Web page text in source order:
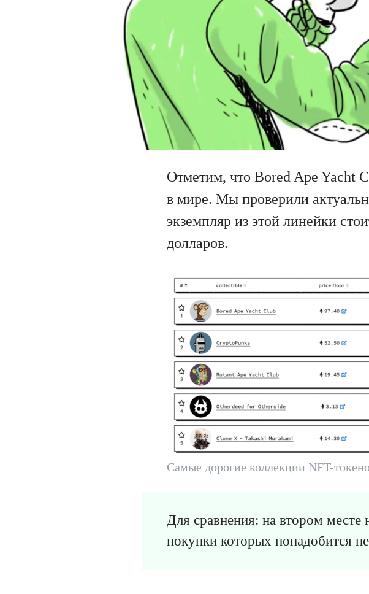
Отметим, что Bored Ape Yacht
в мире. Мы проверили
экземпляр из этой линейки
долларов.
Самые дорогие коллекции NFT-
Для сравнения: на втором месте
покупки которых понадобится